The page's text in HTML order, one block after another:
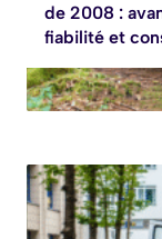
de 2008 :
fiabilité et